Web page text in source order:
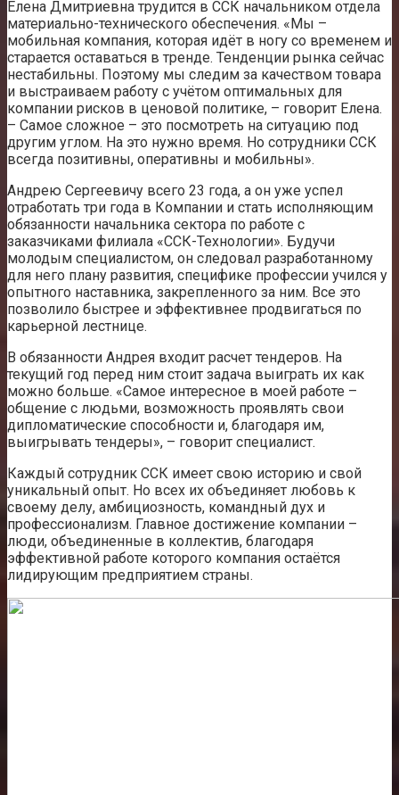
Елена Дмитриевна трудится в ССК начальником отдела
материально-технического обеспечения. «Мы –
мобильная компания, которая идёт в ногу со временем и
старается оставаться в тренде. Тенденции рынка сейчас
нестабильны. Поэтому мы следим за качеством товара
и выстраиваем работу с учётом оптимальных для
компании рисков в ценовой политике, – говорит Елена.
– Самое сложное – это посмотреть на ситуацию под
другим углом. На это нужно время. Но сотрудники ССК
всегда позитивны, оперативны и мобильны».
Андрею Сергеевичу всего 23 года, а он уже успел
отработать три года в Компании и стать исполняющим
обязанности начальника сектора по работе с
заказчиками филиала «ССК-Технологии». Будучи
молодым специалистом, он следовал разработанному
для него плану развития, специфике профессии учился у
опытного наставника, закрепленного за ним. Все это
позволило быстрее и эффективнее продвигаться по
карьерной лестнице.
В обязанности Андрея входит расчет тендеров. На
текущий год перед ним стоит задача выиграть их как
можно больше. «Самое интересное в моей работе –
общение с людьми, возможность проявлять свои
дипломатические способности и, благодаря им,
выигрывать тендеры», – говорит специалист.
Каждый сотрудник ССК имеет свою историю и свой
уникальный опыт. Но всех их объединяет любовь к
своему делу, амбициозность, командный дух и
профессионализм. Главное достижение компании –
люди, объединенные в коллектив, благодаря
эффективной работе которого компания остаётся
лидирующим предприятием страны.